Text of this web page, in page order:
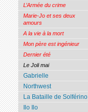
L’Armée du crime
Marie-Jo et ses deux
amours
A la vie à la mort
Mon père est ingénieur
Dernier été
Le Joli mai
Gabrielle
Northwest
La Bataille de Solférino
Ilo Ilo